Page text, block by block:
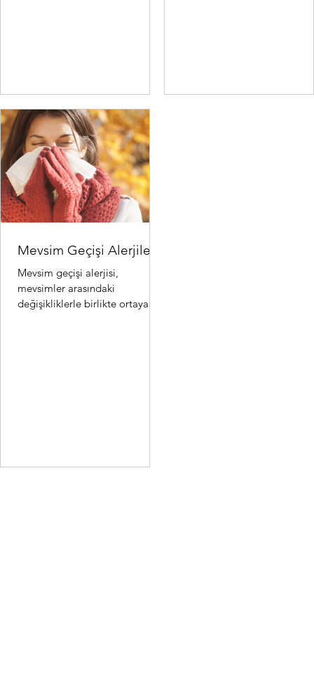
Mevsim Geçişi Alerjileri
Mevsim geçişi alerjisi,
mevsimler arasındaki
değişikliklerle birlikte ortaya